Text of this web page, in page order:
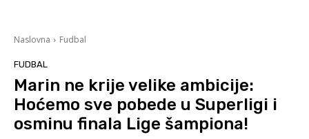
Naslovna Fudbal
FUDBAL
Marin ne krije velike ambicije:
Hoćemo sve pobede u Superligi i
osminu finala Lige šampiona!